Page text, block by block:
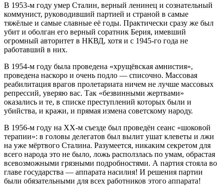
В 1953-м году умер Сталин, верный ленинец и сознательный
коммунист, руководивший партией и страной в самые
тяжёлые и самые славные её годы. Практически сразу же был
убит и оболган его верный соратник Берия, имевший
огромный авторитет в НКВД, хотя и с 1945-го года не
работавший в них.
В 1954-м году была проведена «хрущёвская амнистия»,
проведена наскоро и очень подло — списочно. Массовая
реабилитация врагов пролетариата ничем не лучше массовых
репрессий, уверяю вас. Так «безвинными жертвами»
оказались и те, в списке преступлений которых были и
убийства, и кражи, и прямая измена советскому народу.
В 1956-м году на ХХ-м съезде был проведён сеанс «шоковой
терапии»: в головы делегатов был вылит ушат клеветы и лжи
на уже мёртвого Сталина. Разумеется, никаким секретом для
всего народа это не было, ложь расползлась по умам, обрастая
всевозможными грязными подробностями. А партия стояла во
главе государства — аппарата насилия! И решения партии
были обязательными для всех работников этого аппарата!